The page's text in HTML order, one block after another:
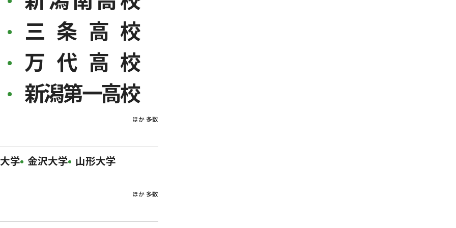
三条高校
万代高校
新潟第一高校
ほか 多数
学 金沢大学 山形大学
ほか 多数